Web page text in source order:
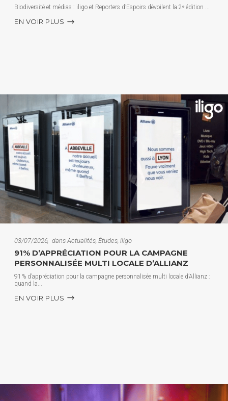
Biodiversité et médias : iligo et Reporters d’Espoirs dévoilent la 2ᵉ édition
EN VOIR PLUS
03/07/2026 dans Actualités Études iligo
91% D’APPRÉCIATION POUR LA CAMPAGNE
PERSONNALISÉE MULTI LOCALE D’ALLIANZ
91% d’appréciation pour la campagne personnalisée multi locale d’Allianz :
quand la
EN VOIR PLUS